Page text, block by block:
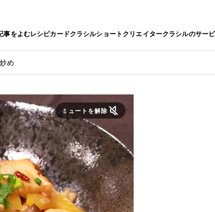
事をよむレシピカードクラシルショートクリエイタークラシルのサー
め
ミュートを解除